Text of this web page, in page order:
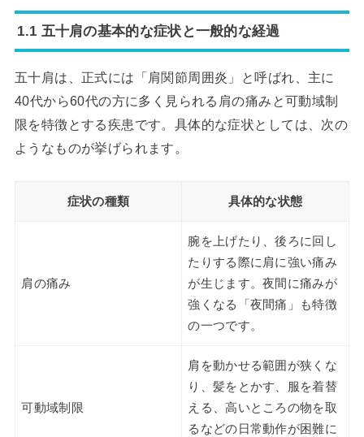
1.1 五十肩の基本的な症状と一般的な経過
五十肩は、正式には「肩関節周囲炎」と呼ばれ、主に
40代から60代の方に多く見られる肩の痛みと可動域制
限を特徴とする疾患です。具体的な症状としては、次の
ようなものが挙げられます。
症状の種類 具体的な状態
肩の痛み
腕を上げたり、後ろに回し
たりする際に肩に強い痛み
が生じます。夜間に痛みが
強くなる「夜間痛」も特徴
の一つです。
可動域制限
肩を動かせる範囲が狭くな
り、髪をとかす、服を着替
える、高いところの物を取
るなどの日常動作が困難に